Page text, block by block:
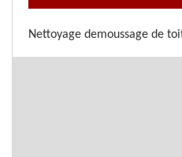
Nettoyage demoussage de